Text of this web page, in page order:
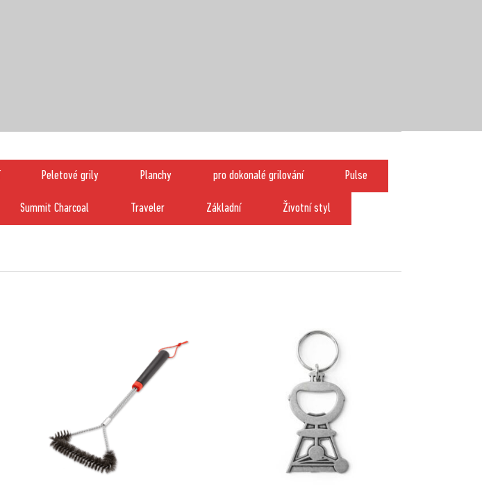
Peletové grily Planchy pro dokonalé grilování Pulse
Summit Charcoal Traveler Základní Životní styl